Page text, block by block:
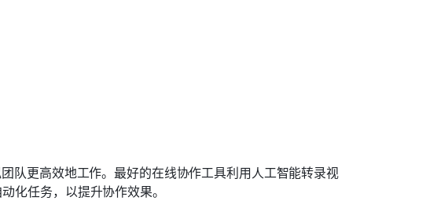
队更高效地工作。最好的在线协作工具利用人工智能转录视
化任务，以提升协作效果。